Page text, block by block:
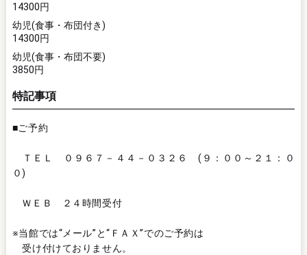
14300円
幼児(食事・布団付き)
14300円
幼児(食事・布団不要)
3850円
特記事項
■ご予約
ＴＥＬ ０９６７－４４－０３２６ (９：００～２１：０
０)
ＷＥＢ ２４時間受付
※当館では“メール”と“ＦＡＸ”でのご予約は
受け付けておりません。